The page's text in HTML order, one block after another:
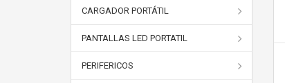
CARGADOR PORTÁTIL
PANTALLAS LED PORTATIL
PERIFERICOS